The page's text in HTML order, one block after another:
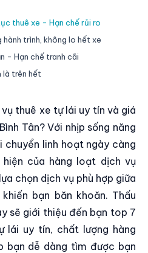
thuê xe - Hạn chế rủi ro
trình, không lo hết xe
- Hạn chế tranh cãi
là trên hết
thuê xe tự lái uy tín và giá
Tân? Với nhịp sống năng
chuyển linh hoạt ngày càng
của hàng loạt dịch vụ
chọn dịch vụ phù hợp giữa
bạn băn khoăn. Thấu
sẽ giới thiệu đến bạn top 7
lái uy tín, chất lượng hàng
bạn dễ dàng tìm được bạn